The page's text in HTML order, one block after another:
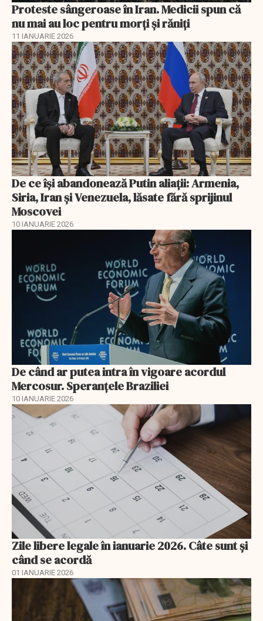
Proteste sângeroase în Iran. Medicii spun că
nu mai au loc pentru morți și răniți
11 IANUARIE 2026
De ce își abandonează Putin aliații: Armenia,
Siria, Iran și Venezuela, lăsate fără sprijinul
Moscovei
10 IANUARIE 2026
De când ar putea intra în vigoare acordul
Mercosur. Speranțele Braziliei
10 IANUARIE 2026
Zile libere legale în ianuarie 2026. Câte sunt și
când se acordă
01 IANUARIE 2026